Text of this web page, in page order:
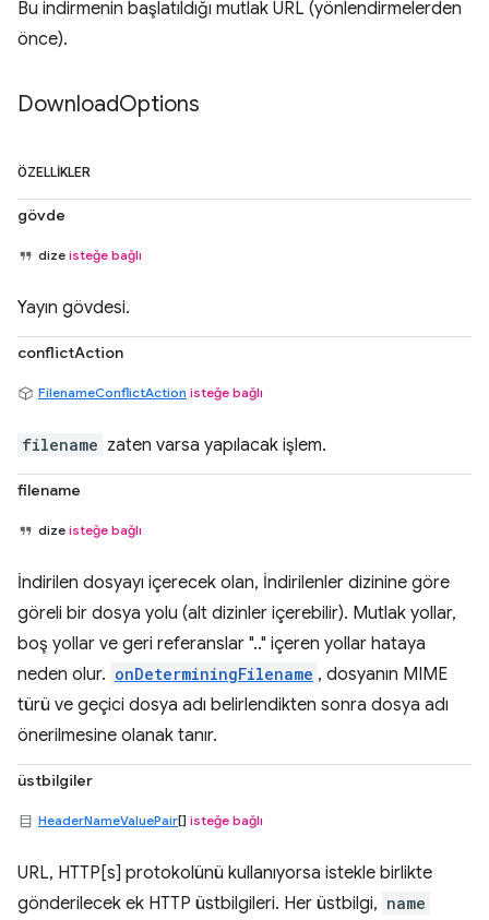
Bu indirmenin başlatıldığı mutlak URL (yönlendirmelerden
önce).
DownloadOptions
ÖZELLIKLER
gövde
dize isteğe bağlı
Yayın gövdesi.
conflictAction
FilenameConflictAction isteğe bağlı
filename zaten varsa yapılacak işlem.
filename
dize isteğe bağlı
İndirilen dosyayı içerecek olan, İndirilenler dizinine göre
göreli bir dosya yolu (alt dizinler içerebilir). Mutlak yollar,
boş yollar ve geri referanslar ".." içeren yollar hataya
neden olur. onDeterminingFilename , dosyanın MIME
türü ve geçici dosya adı belirlendikten sonra dosya adı
önerilmesine olanak tanır.
üstbilgiler
HeaderNameValuePair[] isteğe bağlı
URL, HTTP[s] protokolünü kullanıyorsa istekle birlikte
gönderilecek ek HTTP üstbilgileri. Her üstbilgi, name